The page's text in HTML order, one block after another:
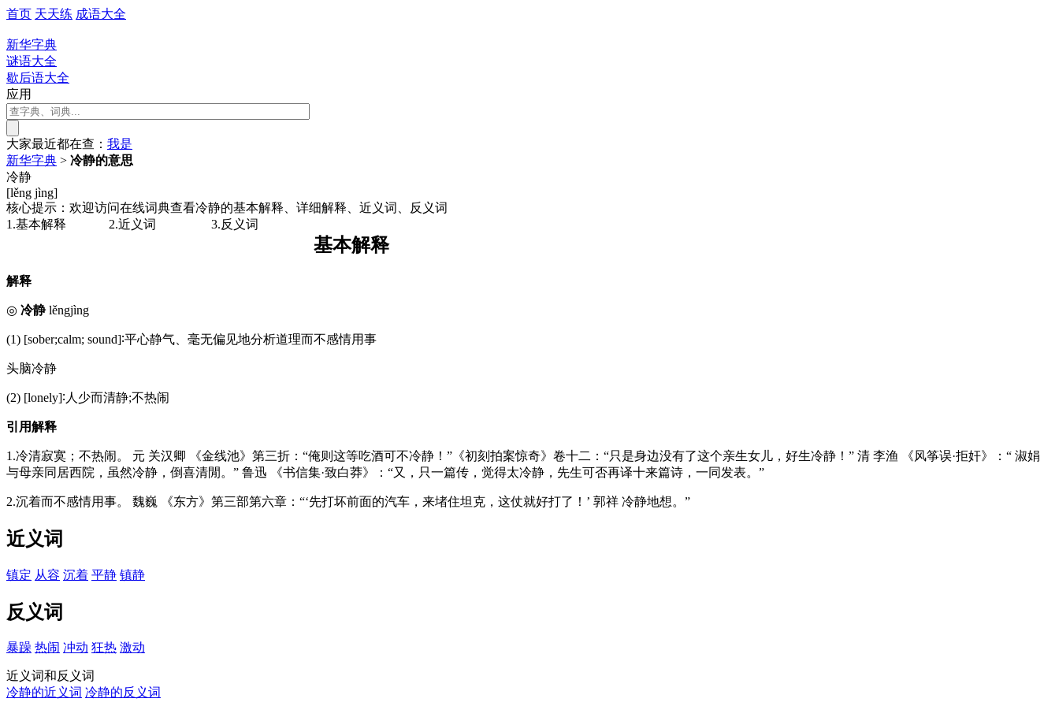
首页 天天练 成语大全
新华字典
谜语大全
歇后语大全
应用
大家最近都在查： 我是
新华字典 > 冷静的意思
冷静
[lěng jìng]
核心提示：欢迎访问在线词典查看冷静的基本解释、详细解释、近义词、反义词
1.基本解释
2.近义词 3.反义词
基本解释
解释
◎ 冷静lěngjìng
(1) [sober;calm; sound]∶平心静气、毫无偏见地分析道理而不感情用事
头脑冷静
(2) [lonely]∶人少而清静;不热闹
引用解释
1.冷清寂寞；不热闹。 元 关汉卿 《金线池》第三折：“俺则这等吃酒可不冷静！”《初刻拍案惊奇》卷十二：“只是身边没有了这个亲生女儿，好生冷静！” 清 李渔 《风筝误·拒奸》：“ 淑娟
与母亲同居西院，虽然冷静，倒喜清閒。” 鲁迅 《书信集·致白莽》：“又，只一篇传，觉得太冷静，先生可否再译十来篇诗，一同发表。”
2.沉着而不感情用事。 魏巍 《东方》第三部第六章：“‘先打坏前面的汽车，来堵住坦克，这仗就好打了！’ 郭祥 冷静地想。”
近义词
镇定 从容 沉着 平静 镇静
反义词
暴躁 热闹 冲动 狂热 激动
近义词和反义词
冷静的近义词 冷静的反义词